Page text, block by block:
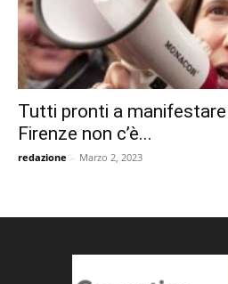
Tutti pronti a
Firenze non c’è...
redazione - Marzo 2, 2023